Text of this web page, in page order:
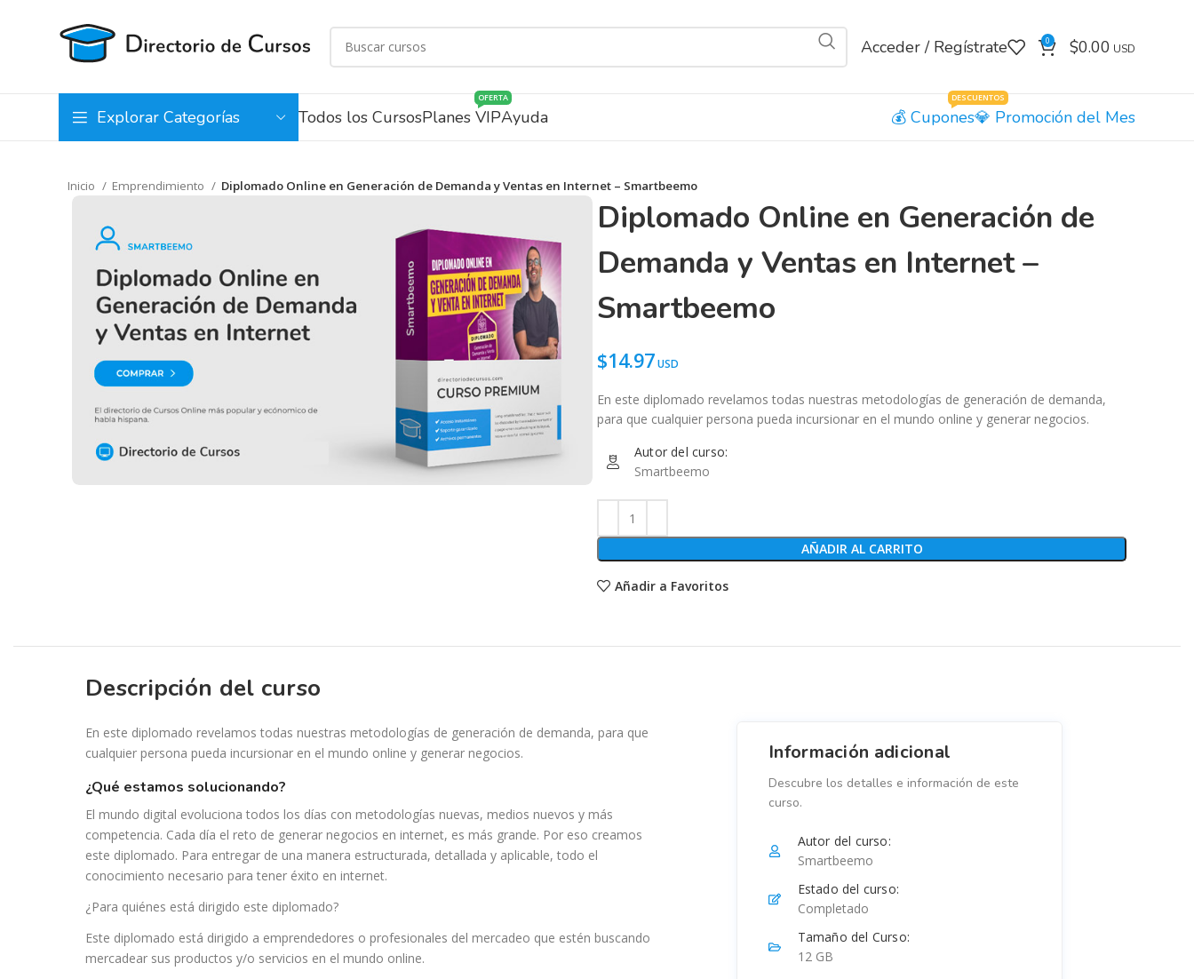
Acceder / Regístrate 0 $0.00
Explorar Categorías Todos los CursosPlanes VIP
OFERTA
Ayuda Cupones
DESCUENTOS
Promoción del Mes
Inicio Emprendimiento Diplomado Online en Generación de Demanda y Ventas en Internet – Smartbeemo
Diplomado Online en Generación de
Demanda y Ventas en Internet –
Smartbeemo
$14.97
En este diplomado revelamos todas nuestras metodologías de generación de demanda,
para que cualquier persona pueda incursionar en el mundo online y generar negocios.
Autor del curso:
Smartbeemo
AÑADIR AL CARRITO
Añadir a Favoritos
Descripción del curso
En este diplomado revelamos todas nuestras metodologías de generación de demanda, para que
cualquier persona pueda incursionar en el mundo online y generar negocios.
¿qué estamos solucionando?
El mundo digital evoluciona todos los días con metodologías nuevas, medios nuevos y más
competencia. Cada día el reto de generar negocios en internet, es más grande. Por eso creamos
este diplomado. Para entregar de una manera estructurada, detallada y aplicable, todo el
conocimiento necesario para tener éxito en internet.
¿Para quiénes está dirigido este diplomado?
Este diplomado está dirigido a emprendedores o profesionales del mercadeo que estén buscando
mercadear sus productos y/o servicios en el mundo online.
Información adicional
Descubre los detalles e información de este
curso.
Autor del curso:
Smartbeemo
Estado del curso:
Completado
Tamaño del Curso:
12 GB